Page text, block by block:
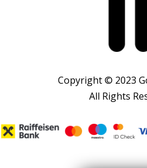
Copyright © 2023
All Rights